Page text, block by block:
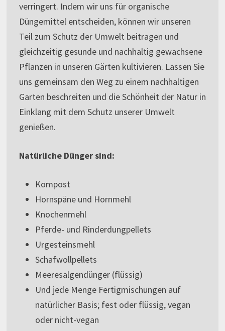
verringert. Indem wir uns für organische
Düngemittel entscheiden, können wir unseren
Teil zum Schutz der Umwelt beitragen und
gleichzeitig gesunde und nachhaltig gewachsene
Pflanzen in unseren Gärten kultivieren. Lassen Sie
uns gemeinsam den Weg zu einem nachhaltigen
Garten beschreiten und die Schönheit der Natur in
Einklang mit dem Schutz unserer Umwelt
genießen.
Natürliche Dünger sind:
Kompost
Hornspäne und Hornmehl
Knochenmehl
Pferde- und Rinderdungpellets
Urgesteinsmehl
Schafwollpellets
Meeresalgendünger (flüssig)
Und jede Menge Fertigmischungen auf
natürlicher Basis; fest oder flüssig, vegan
oder nicht-vegan